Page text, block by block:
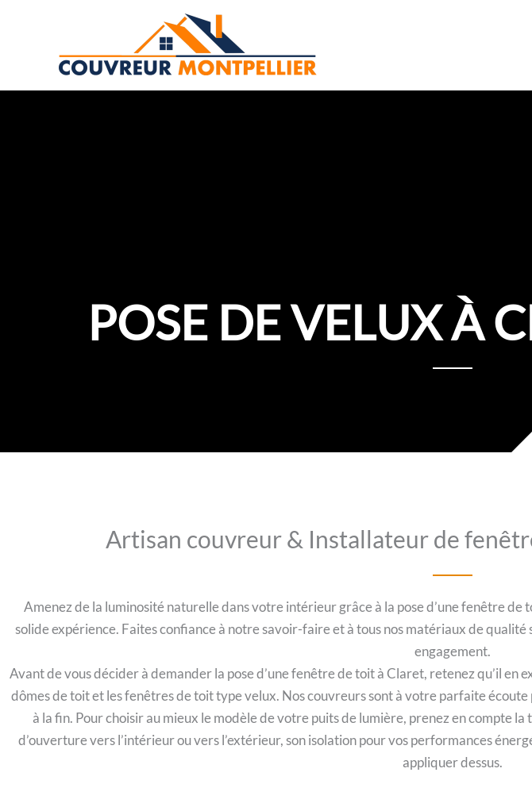
POSE DE VELUX À
Artisan couvreur & Installateur de
Amenez de la luminosité naturelle dans votre intérieur grâce à la pose d’une fenêtre
solide expérience. Faites confiance à notre savoir-faire et à tous nos matériaux de
engagement.
Avant de vous décider à demander la pose d’une fenêtre de toit à Claret, retenez qu’il en
dômes de toit et les fenêtres de toit type velux. Nos couvreurs sont à votre parfaite
à la fin. Pour choisir au mieux le modèle de votre puits de lumière, prenez en compte
d’ouverture vers l’intérieur ou vers l’extérieur, son isolation pour vos performances
appliquer dessus.